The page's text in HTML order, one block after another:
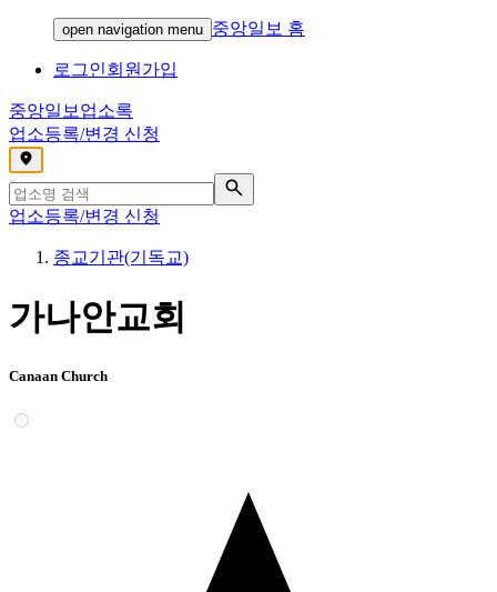
open navigation menu 중앙일보 홈
로그인회원가입
중앙일보 업소록
업소등록/변경 신청
,
업소등록/변경 신청
종교기관(기독교)
가나안교회
Canaan Church